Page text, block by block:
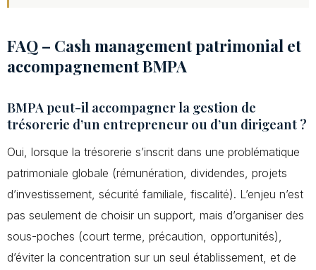
FAQ – Cash management patrimonial et
accompagnement BMPA
BMPA peut-il accompagner la gestion de
trésorerie d’un entrepreneur ou d’un dirigeant ?
Oui, lorsque la trésorerie s’inscrit dans une problématique
patrimoniale globale (rémunération, dividendes, projets
d’investissement, sécurité familiale, fiscalité). L’enjeu n’est
pas seulement de choisir un support, mais d’organiser des
sous-poches (court terme, précaution, opportunités),
d’éviter la concentration sur un seul établissement, et de